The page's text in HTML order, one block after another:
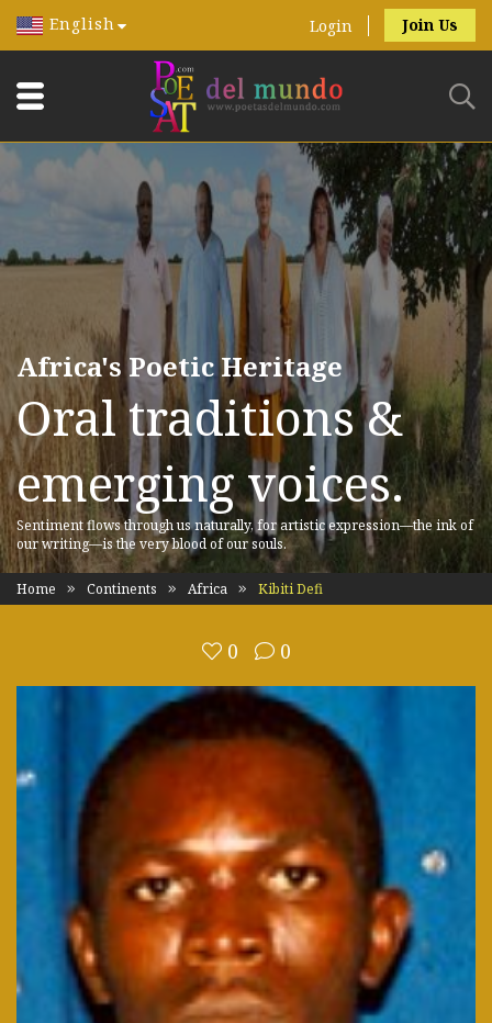
English Login Join Us
Africa's Poetic Heritage
Oral traditions &
emerging voices.
Sentiment flows through us naturally, for artistic expression—the ink of
our writing—is the very blood of our souls.
Home Continents Africa Kibiti Defi
0 0